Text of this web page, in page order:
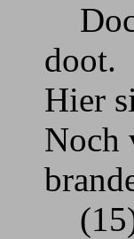
doot.
Hier
Noch
(15)